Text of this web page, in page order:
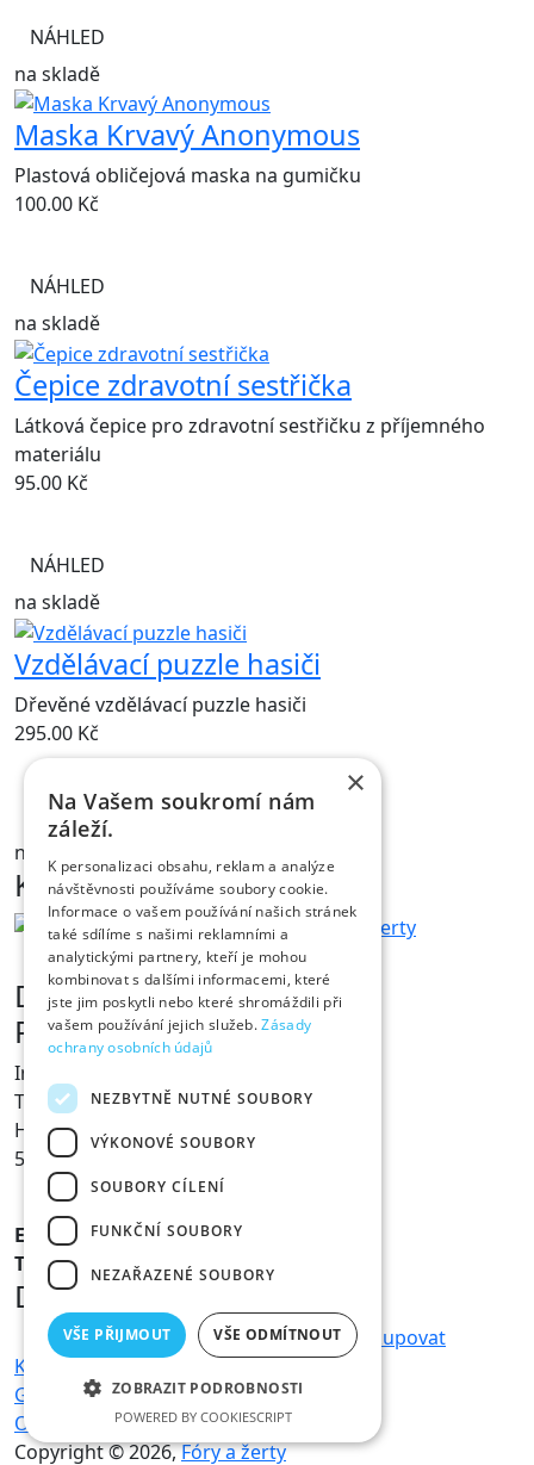
NÁHLED
na skladě
Maska Krvavý Anonymous
Plastová obličejová maska na gumičku
100.00 Kč
NÁHLED
na skladě
Čepice zdravotní sestřička
Látková čepice pro zdravotní sestřičku z příjemného
materiálu
95.00 Kč
NÁHLED
na skladě
Vzdělávací puzzle hasiči
Dřevěné vzdělávací puzzle hasiči
295.00 Kč
NÁHLED
na skladě
Kontakt
Dárky s vtipem
Prodejna Fóry a žerty
Ing. Václav Pícha
Tylovo nábřeží 367
Hradec Králové
500 02
E-mail: info@foryazerty.cz
Tel.:495 514 054
Důležité informace
Obchodní podmínkyReklamaceJak nakupovat
Kamenná prodejna
Doprava a platba
GDPR – ochrana osobních údajů
Ochrana osobních údajů
Copyright © 2026,Fóry a žerty
×
Na Vašem soukromí nám
záleží.
K personalizaci obsahu, reklam a analýze
návštěvnosti používáme soubory cookie.
Informace o vašem používání našich stránek
také sdílíme s našimi reklamními a
analytickými partnery, kteří je mohou
kombinovat s dalšími informacemi, které
jste jim poskytli nebo které shromáždili při
vašem používání jejich služeb.Zásady
ochrany osobních údajů
NEZBYTNĚ NUTNÉ SOUBORY
VÝKONOVÉ SOUBORY
SOUBORY CÍLENÍ
FUNKČNÍ SOUBORY
NEZAŘAZENÉ SOUBORY
VŠE PŘIJMOUT VŠE ODMÍTNOUT
ZOBRAZIT PODROBNOSTI
POWERED BY COOKIESCRIPT